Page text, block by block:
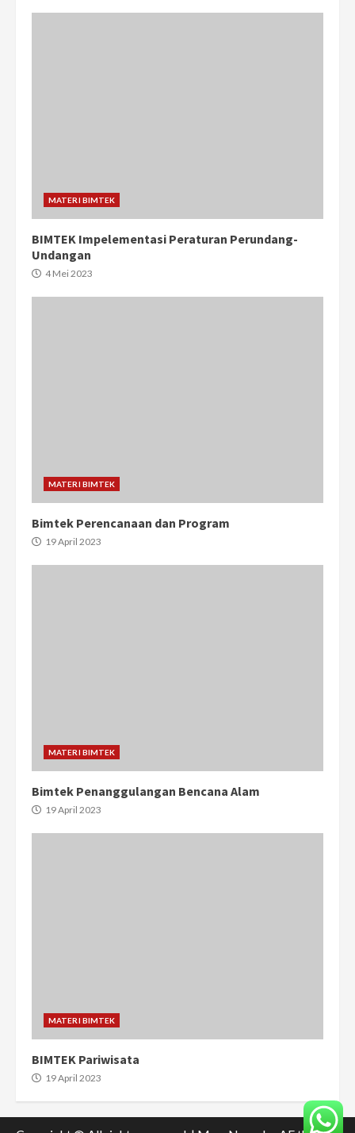
MATERI BIMTEK
BIMTEK Impelementasi Peraturan Perundang-
Undangan
4 Mei 2023
MATERI BIMTEK
Bimtek Perencanaan dan Program
19 April 2023
MATERI BIMTEK
Bimtek Penanggulangan Bencana Alam
19 April 2023
MATERI BIMTEK
BIMTEK Pariwisata
19 April 2023